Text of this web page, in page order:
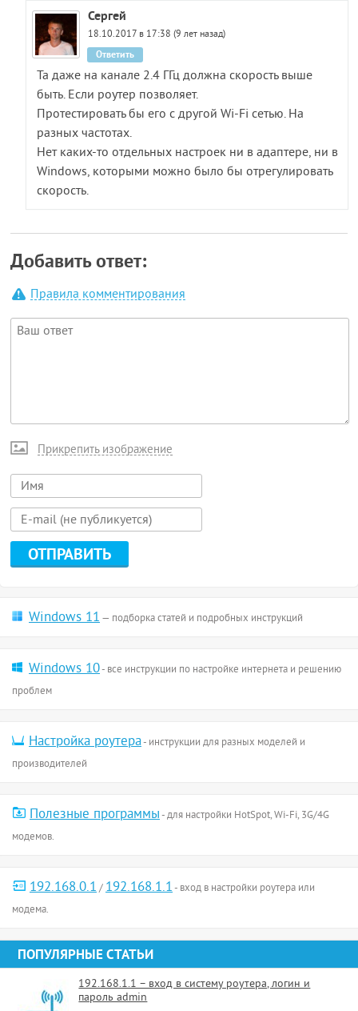
Сергей
18.10.2017 в 17:38 (9 лет назад)
Та даже на канале 2.4 ГГц должна скорость выше
быть. Если роутер позволяет.
Протестировать бы его с другой Wi-Fi сетью. На
разных частотах.
Нет каких-то отдельных настроек ни в адаптере, ни в
Windows, которыми можно было бы отрегулировать
скорость.
Ответить
Добавить ответ:
Правила комментирования
Прикрепить изображение
Windows 11— подборка статей и подробных инструкций
Windows 10- все инструкции по настройке интернета и решению
проблем
Настройка роутера- инструкции для разных моделей и
производителей
Полезные программы- для настройки HotSpot, Wi-Fi, 3G/4G
модемов.
192.168.0.1/192.168.1.1- вход в настройки роутера или
модема.
ПОПУЛЯРНЫЕ СТАТЬИ
192.168.1.1 – вход в систему роутера, логин и
пароль admin